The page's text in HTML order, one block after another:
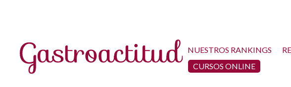
NUESTROS RANKINGS
CURSOS ONLINE